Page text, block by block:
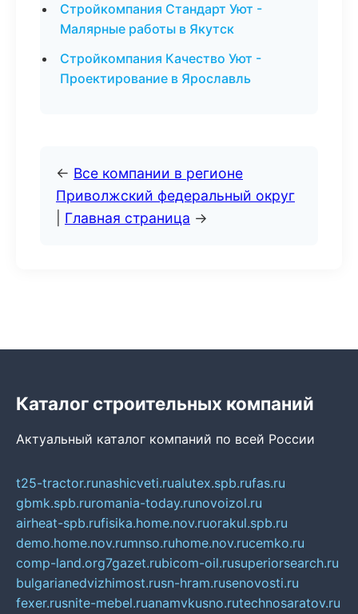
Стройкомпания Стандарт Уют -
Малярные работы в Якутск
Стройкомпания Качество Уют -
Проектирование в Ярославль
← Все компании в регионе
Приволжский федеральный округ
Главная страница →
Каталог строительных компаний
Актуальный каталог компаний по всей России
t25-tractor.runashicveti.rualutex.spb.rufas.ru
gbmk.spb.ruromania-today.runovoizol.ru
airheat-spb.rufisika.home.nov.ruorakul.spb.ru
demo.home.nov.rumnso.ruhome.nov.rucemko.ru
comp-land.org7gazet.rubicom-oil.rusuperiorsearch.ru
bulgarianedvizhimost.rusn-hram.rusenovosti.ru
fexer.rusnite-mebel.ruanamvkusno.rutechnosaratov.ru